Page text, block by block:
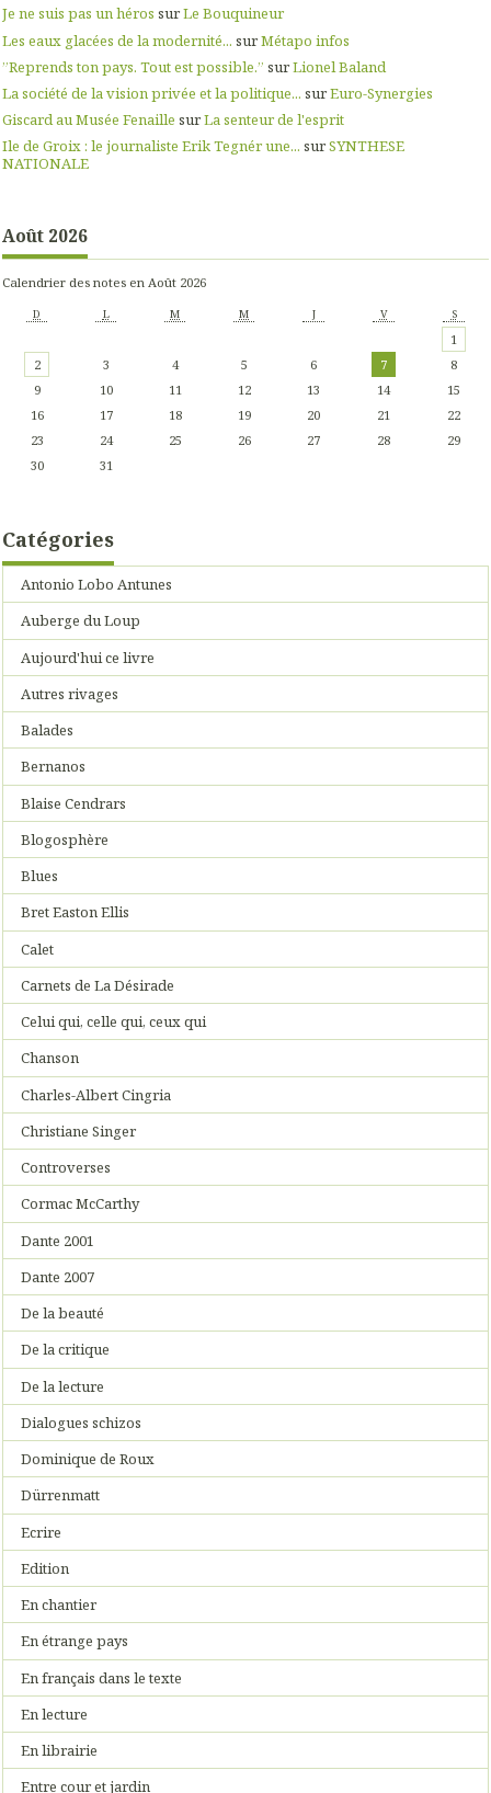
Je ne suis pas un héros surLe Bouquineur
Les eaux glacées de la modernité... surMétapo infos
”Reprends ton pays. Tout est possible.” surLionel Baland
La société de la vision privée et la politique... surEuro-Synergies
Giscard au Musée Fenaille surLa senteur de l'esprit
Ile de Groix : le journaliste Erik Tegnér une... surSYNTHESE
NATIONALE
Août 2026
Calendrier des notes en Août 2026
D L M M J V S
1
2
3 4 5 6 7
8
9
10 11 12 13 14
15
16
17 18 19 20 21
22
23
24 25 26 27 28
29
30
31
Catégories
Antonio Lobo Antunes
Auberge du Loup
Aujourd'hui ce livre
Autres rivages
Balades
Bernanos
Blaise Cendrars
Blogosphère
Blues
Bret Easton Ellis
Calet
Carnets de La Désirade
Celui qui, celle qui, ceux qui
Chanson
Charles-Albert Cingria
Christiane Singer
Controverses
Cormac McCarthy
Dante 2001
Dante 2007
De la beauté
De la critique
De la lecture
Dialogues schizos
Dominique de Roux
Dürrenmatt
Ecrire
Edition
En chantier
En étrange pays
En français dans le texte
En lecture
En librairie
Entre cour et jardin